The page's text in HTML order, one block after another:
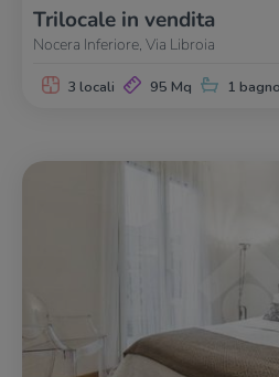
Trilocale in vendita
Nocera Inferiore, Via Libroia
3 locali 95 Mq 1 bagno